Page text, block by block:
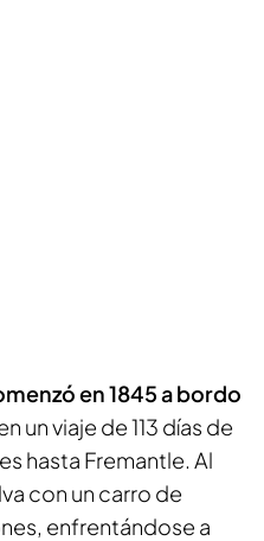
en 1845 a bordo
un viaje de 113 días de
hasta Fremantle. Al
con un carro de
enfrentándose a